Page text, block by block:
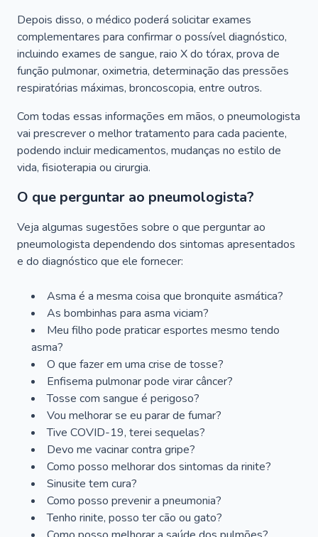
Depois disso, o médico poderá solicitar exames
complementares para confirmar o possível diagnóstico,
incluindo exames de sangue, raio X do tórax, prova de
função pulmonar, oximetria, determinação das pressões
respiratórias máximas, broncoscopia, entre outros.
Com todas essas informações em mãos, o pneumologista
vai prescrever o melhor tratamento para cada paciente,
podendo incluir medicamentos, mudanças no estilo de
vida, fisioterapia ou cirurgia.
O que perguntar ao pneumologista?
Veja algumas sugestões sobre o que perguntar ao
pneumologista dependendo dos sintomas apresentados
e do diagnóstico que ele fornecer:
Asma é a mesma coisa que bronquite asmática?
As bombinhas para asma viciam?
Meu filho pode praticar esportes mesmo tendo
asma?
O que fazer em uma crise de tosse?
Enfisema pulmonar pode virar câncer?
Tosse com sangue é perigoso?
Vou melhorar se eu parar de fumar?
Tive COVID-19, terei sequelas?
Devo me vacinar contra gripe?
Como posso melhorar dos sintomas da rinite?
Sinusite tem cura?
Como posso prevenir a pneumonia?
Tenho rinite, posso ter cão ou gato?